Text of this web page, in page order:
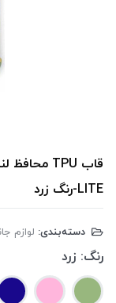
LITE-رنگ زرد
دسته‌بندی: لوازم
رنگ: زرد